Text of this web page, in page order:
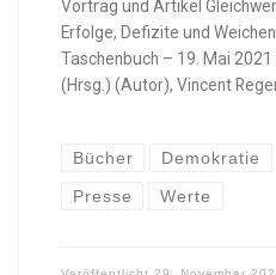
Vortrag und Artikel
Erfolge, Defizite und
Taschenbuch – 19. Mai
(Hrsg.) (Autor), Vincent
Bücher Demokratie
Presse Werte